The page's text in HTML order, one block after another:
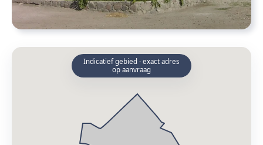
Indicatief gebied · exact adres
op aanvraag